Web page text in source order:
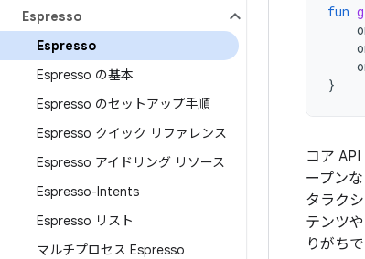
Espresso
Espresso
Espresso の基本
Espresso のセットアップ手順
Espresso クイック リファレンス
Espresso アイドリング リソース
Espresso-Intents
Espresso リスト
マルチプロセス Espresso
fun
}
コア
ープン
タラク
テンツ
りがち